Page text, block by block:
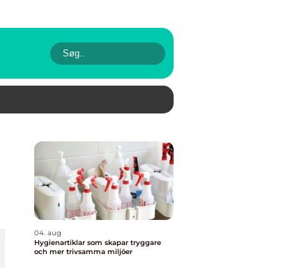
04. aug
Hygienartiklar som skapar tryggare
och mer trivsamma miljöer